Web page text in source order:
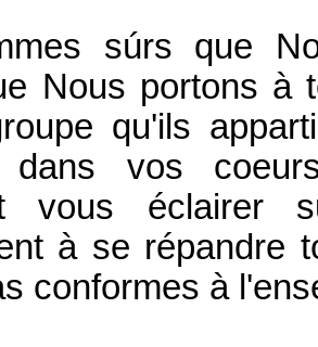
súrs que
Nous portons
qu'ils
dans vos
vous
à se répandre
conformes à